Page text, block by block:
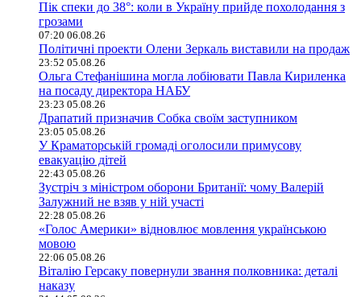
Пік спеки до 38°: коли в Україну прийде похолодання з
грозами
07:20 06.08.26
Політичні проекти Олени Зеркаль виставили на продаж
23:52 05.08.26
Ольга Стефанішина могла лобіювати Павла Кириленка
на посаду директора НАБУ
23:23 05.08.26
Драпатий призначив Собка своїм заступником
23:05 05.08.26
У Краматорській громаді оголосили примусову
евакуацію дітей
22:43 05.08.26
Зустріч з міністром оборони Британії: чому Валерій
Залужний не взяв у ній участі
22:28 05.08.26
«Голос Америки» відновлює мовлення українською
мовою
22:06 05.08.26
Віталію Герсаку повернули звання полковника: деталі
наказу